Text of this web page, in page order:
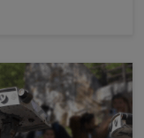
擎 Newton